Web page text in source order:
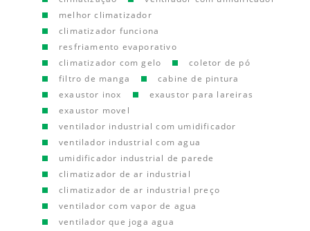
melhor climatizador
climatizador funciona
resfriamento evaporativo
climatizador com gelo
coletor de pó
filtro de manga
cabine de pintura
exaustor inox
exaustor para lareiras
exaustor movel
ventilador industrial com umidificador
ventilador industrial com agua
umidificador industrial de parede
climatizador de ar industrial
climatizador de ar industrial preço
ventilador com vapor de agua
ventilador que joga agua